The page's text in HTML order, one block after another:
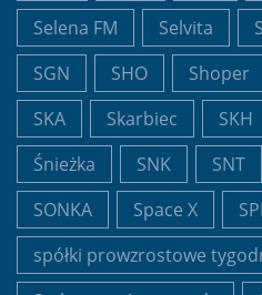
Selena FM
Selvita
SGN
SHO Shoper
SKA
Skarbiec SKH
Śnieżka
SNK SNT
SONKA
Space X
spółki prowzrostowe